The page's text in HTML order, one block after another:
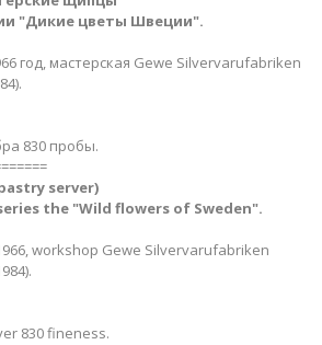
"Дикие цветы Швеции".
год, мастерская Gewe Silvervarufabriken
830 пробы.
server)
the "Wild flowers of Sweden".
workshop Gewe Silvervarufabriken
830 fineness.